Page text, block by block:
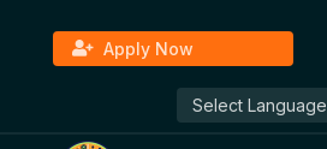
Apply Now
Select Language